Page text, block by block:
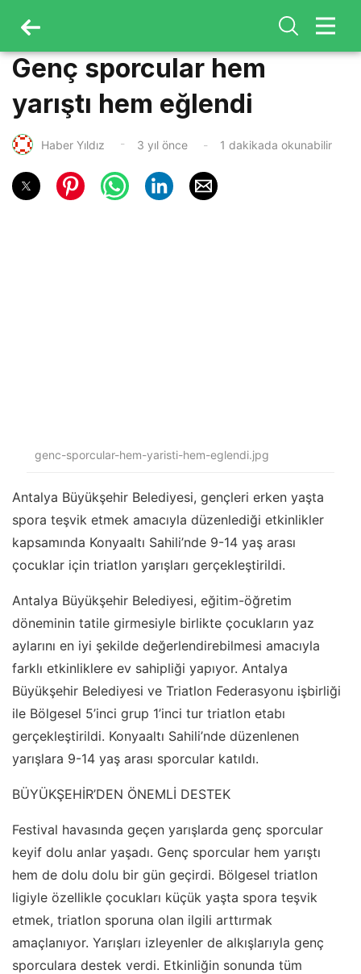
Genç sporcular hem
yarıştı hem eğlendi
Haber Yıldız 3 yıl önce 1 dakikada okunabilir
genc-sporcular-hem-yaristi-hem-eglendi.jpg
Antalya Büyükşehir Belediyesi, gençleri erken yaşta
spora teşvik etmek amacıyla düzenlediği etkinlikler
kapsamında Konyaaltı Sahili’nde 9-14 yaş arası
çocuklar için triatlon yarışları gerçekleştirildi.
Antalya Büyükşehir Belediyesi, eğitim-öğretim
döneminin tatile girmesiyle birlikte çocukların yaz
aylarını en iyi şekilde değerlendirebilmesi amacıyla
farklı etkinliklere ev sahipliği yapıyor. Antalya
Büyükşehir Belediyesi ve Triatlon Federasyonu işbirliği
ile Bölgesel 5’inci grup 1’inci tur triatlon etabı
gerçekleştirildi. Konyaaltı Sahili’nde düzenlenen
yarışlara 9-14 yaş arası sporcular katıldı.
BÜYÜKŞEHİR’DEN ÖNEMLİ DESTEK
Festival havasında geçen yarışlarda genç sporcular
keyif dolu anlar yaşadı. Genç sporcular hem yarıştı
hem de dolu dolu bir gün geçirdi. Bölgesel triatlon
ligiyle özellikle çocukları küçük yaşta spora teşvik
etmek, triatlon sporuna olan ilgili arttırmak
amaçlanıyor. Yarışları izleyenler de alkışlarıyla genç
sporculara destek verdi. Etkinliğin sonunda tüm